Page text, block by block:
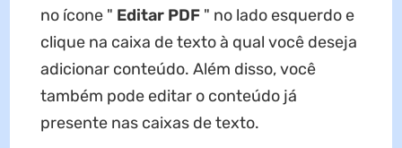
no ícone " Editar PDF" no lado esquerdo e
clique na caixa de texto à qual você deseja
adicionar conteúdo. Além disso, você
também pode editar o conteúdo já
presente nas caixas de texto.